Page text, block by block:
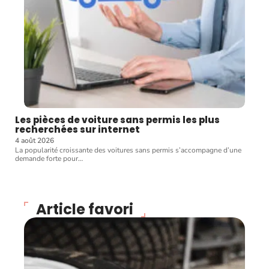
Les pièces de voiture sans permis les plus
recherchées sur internet
4 août 2026
La popularité croissante des voitures sans permis s’accompagne d’une
demande forte pour…
Article favori